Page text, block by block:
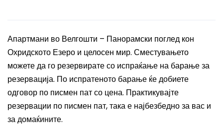
Апартмани во Велгошти – Панорамски поглед кон
Охридското Езеро и целосен мир. Сместувањето
можете да го резервирате со испраќање на барање за
резервација. По испратеното барање ќе добиете
одговор по писмен пат со цена. Практикувајте
резервации по писмен пат, така е најбезбедно за вас и
за домаќините.